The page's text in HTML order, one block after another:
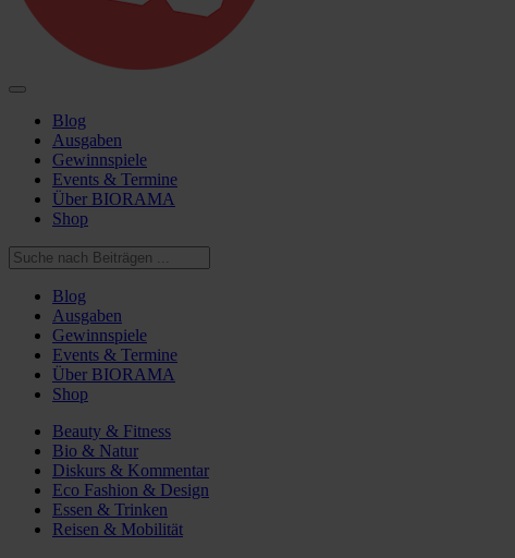
Blog
Ausgaben
Gewinnspiele
Events & Termine
Über BIORAMA
Shop
Blog
Ausgaben
Gewinnspiele
Events & Termine
Über BIORAMA
Shop
Beauty & Fitness
Bio & Natur
Diskurs & Kommentar
Eco Fashion & Design
Essen & Trinken
Reisen & Mobilität